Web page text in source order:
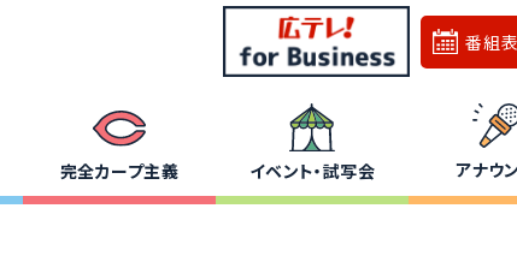
番組表
完全カープ主義 イベント・試写会 アナウ